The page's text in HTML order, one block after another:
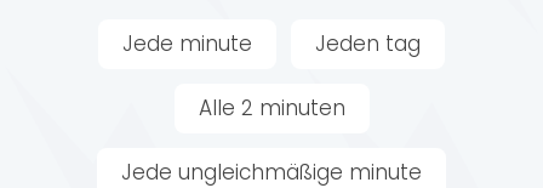
Jede minute Jeden tag
Alle 2 minuten
Jede ungleichmäßige minute